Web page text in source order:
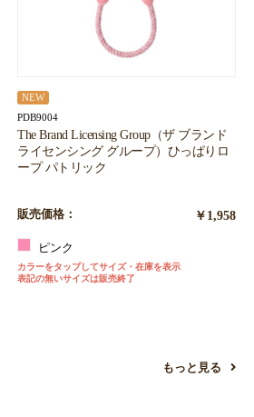
NEW
PDB9004
The Brand Licensing Group（ザ ブランド
ライセンシング グループ）ひっぱりロ
ープ パトリック
販売価格： ￥1,958
ピンク
カラーをタップしてサイズ・在庫を表示
表記の無いサイズは販売終了
もっと見る